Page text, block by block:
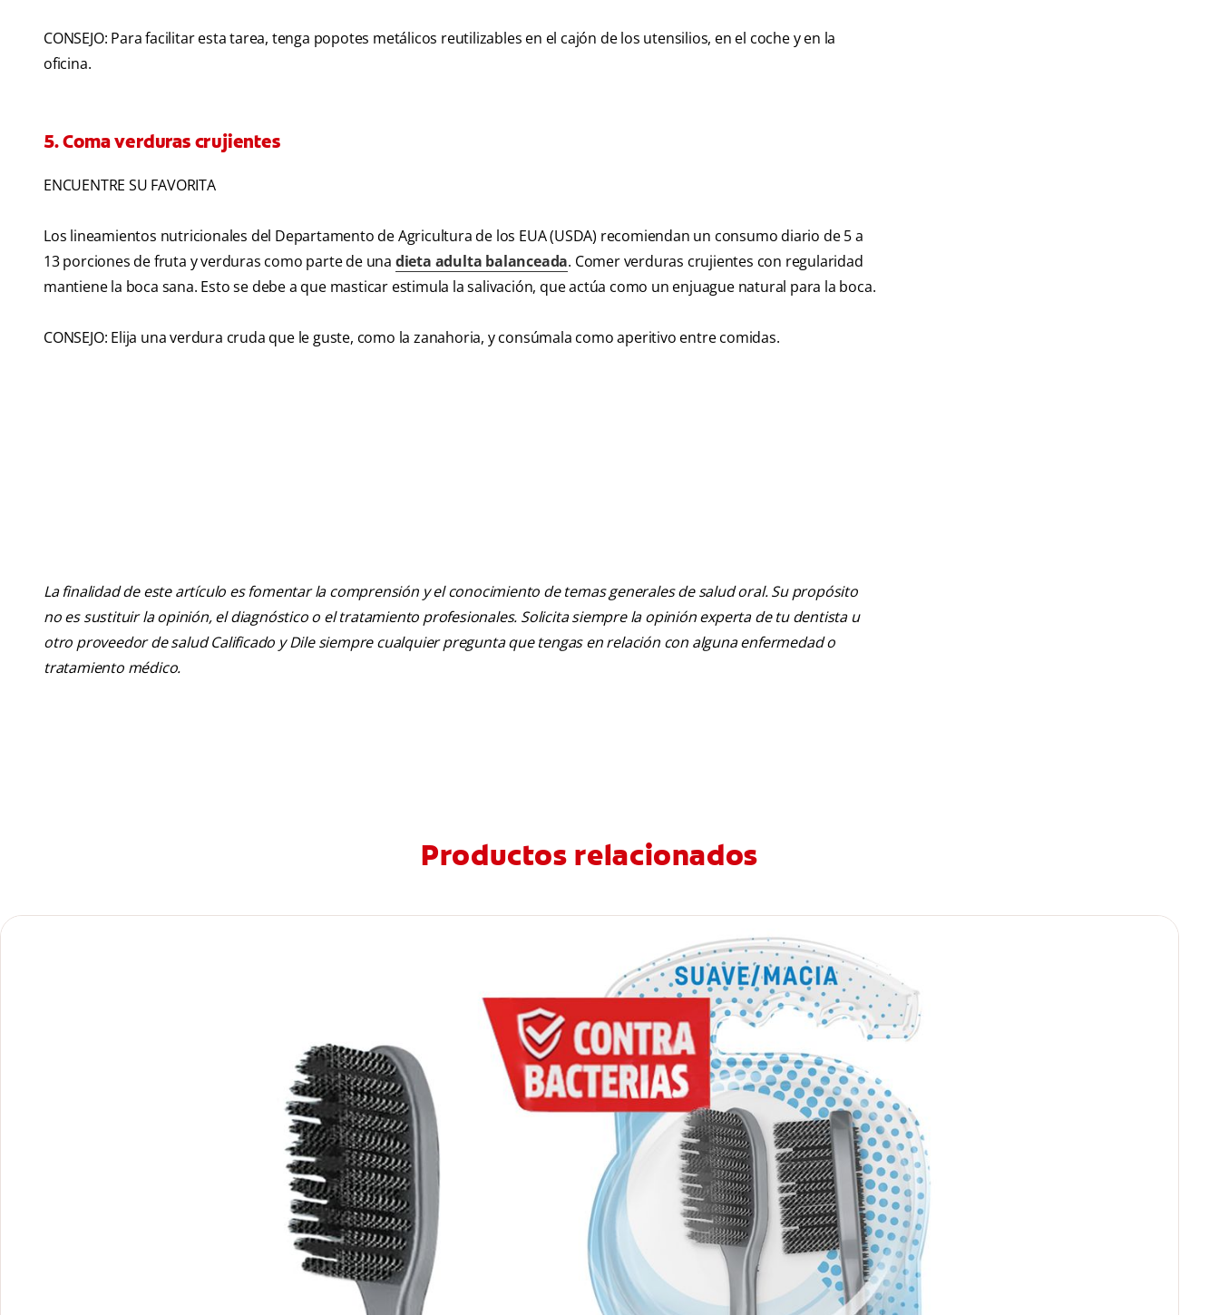
CONSEJO: Para facilitar esta tarea, tenga popotes metálicos reutilizables en el cajón de los utensilios, en el coche y en la
oficina.
5. Coma verduras crujientes
ENCUENTRE SU FAVORITA
Los lineamientos nutricionales del Departamento de Agricultura de los EUA (USDA) recomiendan un consumo diario de 5 a
13 porciones de fruta y verduras como parte de una dieta adulta balanceada. Comer verduras crujientes con regularidad
mantiene la boca sana. Esto se debe a que masticar estimula la salivación, que actúa como un enjuague natural para la boca.
CONSEJO: Elija una verdura cruda que le guste, como la zanahoria, y consúmala como aperitivo entre comidas.
La finalidad de este artículo es fomentar la comprensión y el conocimiento de temas generales de salud oral. Su propósito
no es sustituir la opinión, el diagnóstico o el tratamiento profesionales. Solicita siempre la opinión experta de tu dentista u
otro proveedor de salud Calificado y Dile siempre cualquier pregunta que tengas en relación con alguna enfermedad o
tratamiento médico.
Productos relacionados